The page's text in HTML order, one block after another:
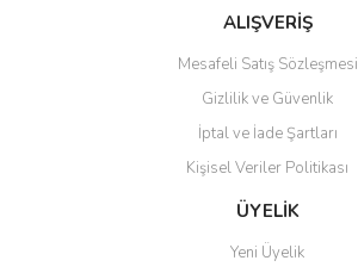
Bu ürüne benzer farklı alternatifler olmalı.
Gönder
ALIŞVERİŞ
Mesafeli Satış Sözleşmesi
Gizlilik ve Güvenlik
İptal ve İade Şartları
Kişisel Veriler Politikası
ÜYELİK
Yeni Üyelik